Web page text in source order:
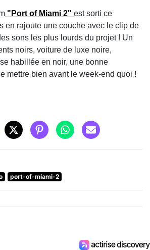
"Port of Miami 2" est sorti ce
en rajoute une couche avec le clip de
sons les plus lourds du projet ! Un
noirs, voiture de luxe noire,
habillée en noir, une bonne
mettre bien avant le week-end quoi !
port-of-miami-2